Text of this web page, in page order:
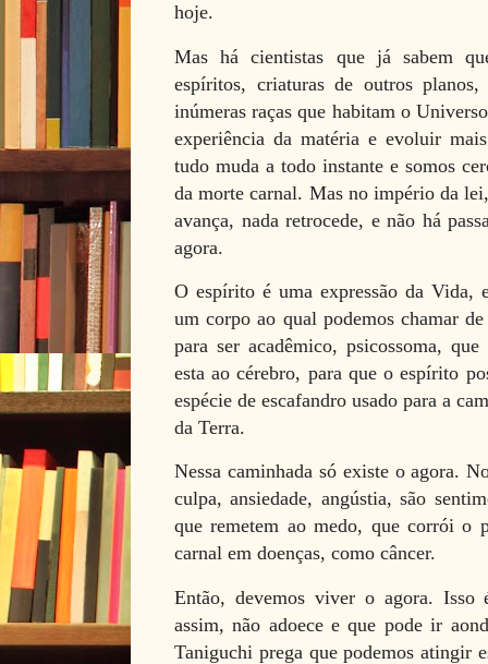
hoje.
Mas há cientistas que já sabem
espíritos, criaturas de outros
inúmeras raças que habitam o
experiência da matéria e evoluir
tudo muda a todo instante e somos
da morte carnal. Mas no império da
avança, nada retrocede, e não há
agora.
O espírito é uma expressão da Vida,
um corpo ao qual podemos chamar
para ser acadêmico, psicossoma,
esta ao cérebro, para que o espírito
espécie de escafandro usado para a
da Terra.
Nessa caminhada só existe o agora.
culpa, ansiedade, angústia, são
que remetem ao medo, que corrói o
carnal em doenças, como câncer.
Então, devemos viver o agora.
assim, não adoece e que pode ir
Taniguchi prega que podemos atingir